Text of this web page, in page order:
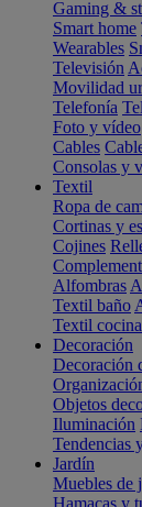
Gaming &
Smart home
Wearables
Televisión
Movilidad
Telefonía
Foto y vídeo
Cables
Consolas y
Textil
Ropa de
Cortinas y
Cojines
Alfombras
Textil baño
Textil cocina
Decoración
Decoración
Objetos
Iluminación
Tendencias
Jardín
Muebles de
Hamacas y